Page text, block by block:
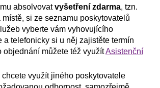
absolvovatvyšetření zdarma, tzn.
místě, si ze seznamu poskytovatelů
vyberte vám vyhovujícího
a telefonicky si u něj zajistěte termín
objednání můžete též využítAsistenční
využít jiného poskytovatele